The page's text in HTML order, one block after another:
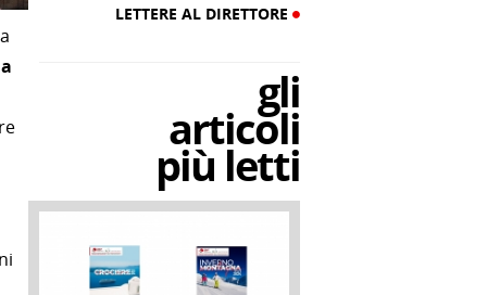
LETTERE AL DIRETTORE
gli
articoli
più letti